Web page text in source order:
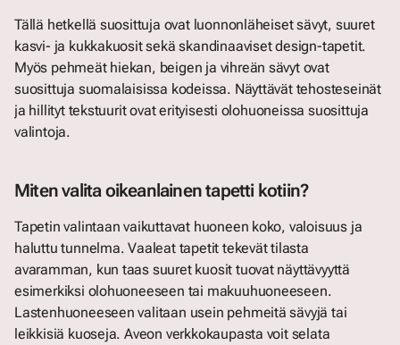
Tällä hetkellä suosittuja ovat luonnonläheiset sävyt, suuret
kasvi- ja kukkakuosit sekä skandinaaviset design-tapetit.
Myös pehmeät hiekan, beigen ja vihreän sävyt ovat
suosittuja suomalaisissa kodeissa. Näyttävät tehosteseinät
ja hillityt tekstuurit ovat erityisesti olohuoneissa suosittuja
valintoja.
Miten valita oikeanlainen tapetti kotiin?
Tapetin valintaan vaikuttavat huoneen koko, valoisuus ja
haluttu tunnelma. Vaaleat tapetit tekevät tilasta
avaramman, kun taas suuret kuosit tuovat näyttävyyttä
esimerkiksi olohuoneeseen tai makuuhuoneeseen.
Lastenhuoneeseen valitaan usein pehmeitä sävyjä tai
leikkisiä kuoseja. Aveon verkkokaupasta voit selata